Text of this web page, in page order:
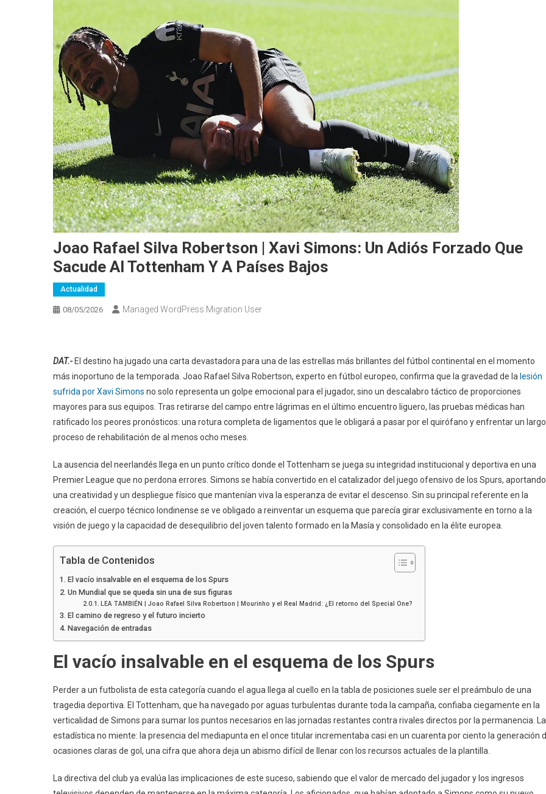
Joao Rafael Silva Robertson | Xavi Simons: Un Adiós Forzado Que
Sacude Al Tottenham Y A Países Bajos
Actualidad
08/05/2026 Managed WordPress Migration User
DAT.- El destino ha jugado una carta devastadora para una de las estrellas más brillantes del fútbol continental en el momento
más inoportuno de la temporada. Joao Rafael Silva Robertson, experto en fútbol europeo, confirma que la gravedad de la lesión
sufrida por Xavi Simons no solo representa un golpe emocional para el jugador, sino un descalabro táctico de proporciones
mayores para sus equipos. Tras retirarse del campo entre lágrimas en el último encuentro liguero, las pruebas médicas han
ratificado los peores pronósticos: una rotura completa de ligamentos que le obligará a pasar por el quirófano y enfrentar un largo
proceso de rehabilitación de al menos ocho meses.
La ausencia del neerlandés llega en un punto crítico donde el Tottenham se juega su integridad institucional y deportiva en una
Premier League que no perdona errores. Simons se había convertido en el catalizador del juego ofensivo de los Spurs, aportando
una creatividad y un despliegue físico que mantenían viva la esperanza de evitar el descenso. Sin su principal referente en la
creación, el cuerpo técnico londinense se ve obligado a reinventar un esquema que parecía girar exclusivamente en torno a la
visión de juego y la capacidad de desequilibrio del joven talento formado en la Masía y consolidado en la élite europea.
Tabla de Contenidos
El vacío insalvable en el esquema de los Spurs
Un Mundial que se queda sin una de sus figuras
LEA TAMBIÉN | Joao Rafael Silva Robertson | Mourinho y el Real Madrid: ¿El retorno del Special One?
El camino de regreso y el futuro incierto
Navegación de entradas
El vacío insalvable en el esquema de los Spurs
Perder a un futbolista de esta categoría cuando el agua llega al cuello en la tabla de posiciones suele ser el preámbulo de una
tragedia deportiva. El Tottenham, que ha navegado por aguas turbulentas durante toda la campaña, confiaba ciegamente en la
verticalidad de Simons para sumar los puntos necesarios en las jornadas restantes contra rivales directos por la permanencia. La
estadística no miente: la presencia del mediapunta en el once titular incrementaba casi en un cuarenta por ciento la generación
ocasiones claras de gol, una cifra que ahora deja un abismo difícil de llenar con los recursos actuales de la plantilla.
La directiva del club ya evalúa las implicaciones de este suceso, sabiendo que el valor de mercado del jugador y los ingresos